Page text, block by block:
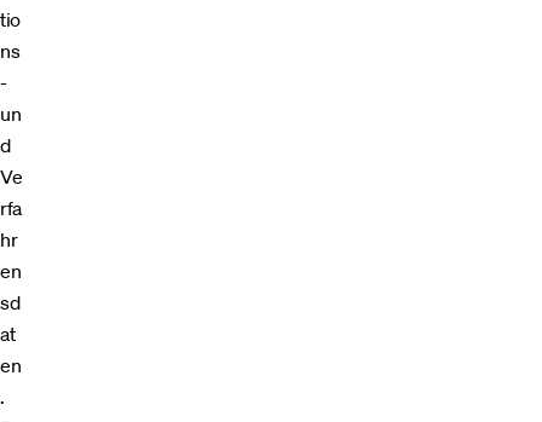
tio
ns
-
un
d
Ve
rfa
hr
en
sd
at
en
.